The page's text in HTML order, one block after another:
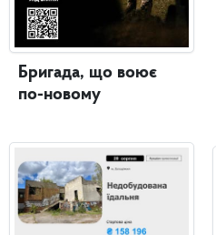
Бригада, що воює
по-новому